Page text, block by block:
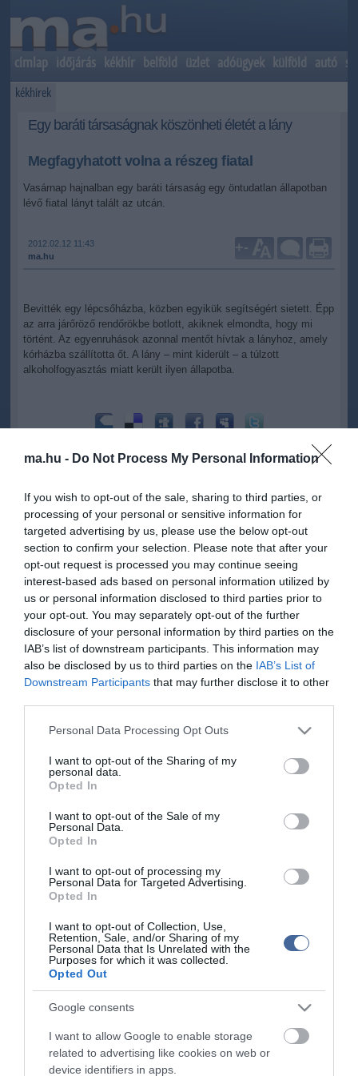
ma.hu - Do Not Process My Personal Information
If you wish to opt-out of the sale, sharing to third parties, or
processing of your personal or sensitive information for
targeted advertising by us, please use the below opt-out
section to confirm your selection. Please note that after your
opt-out request is processed you may continue seeing
interest-based ads based on personal information utilized by
us or personal information disclosed to third parties prior to
your opt-out. You may separately opt-out of the further
disclosure of your personal information by third parties on the
IAB’s list of downstream participants. This information may
also be disclosed by us to third parties on the IAB’s List of
Downstream Participants that may further disclose it to other
Please note that this website/app uses one or more Google
not limited to your visit or usage behaviour. You may click to
grant or deny consent to Google and its third-party tags to
use your data for below specified purposes in below Google
consent section.
Personal Data Processing Opt Outs
I want to opt-out of the Sharing of my
personal data.
Opted In
I want to opt-out of the Sale of my
Personal Data.
Opted In
I want to opt-out of processing my
Personal Data for Targeted Advertising.
Opted In
I want to opt-out of Collection, Use,
Retention, Sale, and/or Sharing of my
Personal Data that Is Unrelated with the
Purposes for which it was collected.
Opted Out
Google consents
I want to allow Google to enable storage
related to advertising like cookies on web or
device identifiers in apps.
címlap időjárás kékhír belföld üzlet adóügyek külföld autó
kékhírek
Egy baráti társaságnak köszönheti életét a lány
Megfagyhatott volna a részeg fiatal
Vasárnap hajnalban egy baráti társaság egy öntudatlan állapotban
lévő fiatal lányt talált az utcán.
2012.02.12 11:43
ma.hu
+-
Bevitték egy lépcsőházba, közben egyikük segítségért sietett. Épp
az arra járőröző rendőrökbe botlott, akiknek elmondta, hogy mi
történt. Az egyenruhások azonnal mentőt hívtak a lányhoz, amely
kórházba szállította őt. A lány – mint kiderült – a túlzott
alkoholfogyasztás miatt került ilyen állapotba.
Lángba borult egy régi villa tetőszerkezete Budapesten
Eltűnt a szem elől - nyoma veszett a balatoni korcsolyázónak
Leégett a gyöngyöspatai cigányvajda háza
OKF: munkába áll a fővárosi jégtörő
Lángokban áll a a cigányvajda háza Gyöngyöspatán
Figyelem! A cikkhez hozzáfűzött hozzászólások nem a
tükrözik. A szerkesztőség mindössze a hírek publikációjával foglalkozik, a
kommenteket nem tudja befolyásolni - azok az olvasók személyes véleményét
tartásával kommenteljenek!
ma.hu legfrissebb hírei:
Árpádot
Magyar Péter: átfogó energiafejlesztési tervet fogadott el a
Kenyában bezzeg minden zöldebb
Második világháborús német katonai motorkerékpár
bukkant elő a Dunából
A Tisza-frakció kezdeményezte, hogy jövő kedden legyen
az államfőválasztás
Szomjazó gólyának adott inni egy férfi Tiszakécskénél -
megható pillanatot rögzített a kamera
Megható felvétel: elpusztult borját vitte magával egy